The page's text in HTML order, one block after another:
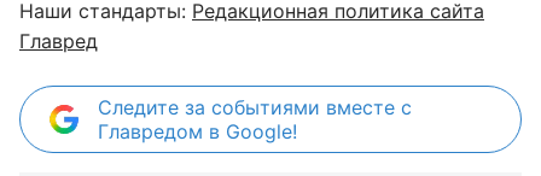
Наши стандарты: Редакционная политика сайта
Главред
Следите за событиями вместе с
Главредом в Google!